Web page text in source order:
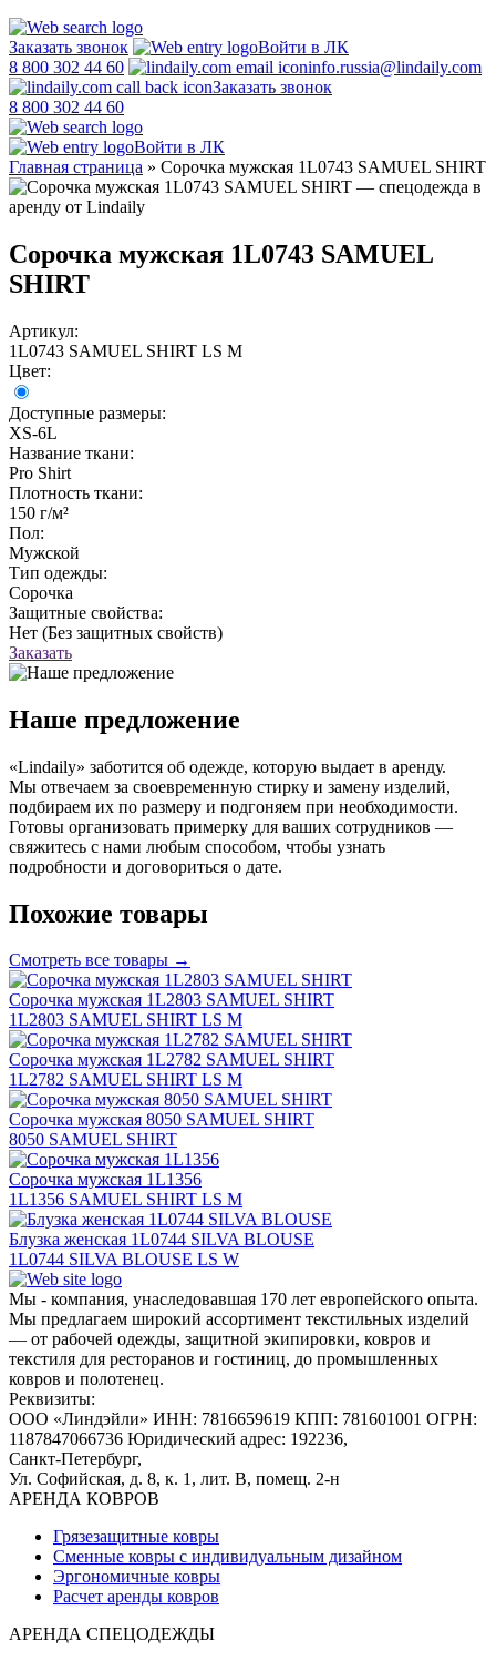
Заказать звонок
Войти в ЛК
8 800 302 44 60
info.russia@lindaily.com
Заказать звонок
8 800 302 44 60
Войти в ЛК
Главная страница » Сорочка мужская 1L0743 SAMUEL SHIRT
Сорочка мужская 1L0743 SAMUEL
SHIRT
Артикул:
1L0743 SAMUEL SHIRT LS M
Цвет:
Доступные размеры:
XS-6L
Название ткани:
Pro Shirt
Плотность ткани:
150 г/м²
Пол:
Мужской
Тип одежды:
Сорочка
Защитные свойства:
Нет (Без защитных свойств)
Заказать
Наше предложение
«Lindaily» заботится об одежде, которую выдает в аренду.
Мы отвечаем за своевременную стирку и замену изделий,
подбираем их по размеру и подгоняем при необходимости.
Готовы организовать примерку для ваших сотрудников —
свяжитесь с нами любым способом, чтобы узнать
подробности и договориться о дате.
Похожие товары
Смотреть все товары →
Сорочка мужская 1L2803 SAMUEL SHIRT
1L2803 SAMUEL SHIRT LS M
Сорочка мужская 1L2782 SAMUEL SHIRT
1L2782 SAMUEL SHIRT LS M
Сорочка мужская 8050 SAMUEL SHIRT
8050 SAMUEL SHIRT
Сорочка мужская 1L1356
1L1356 SAMUEL SHIRT LS M
Блузка женская 1L0744 SILVA BLOUSE
1L0744 SILVA BLOUSE LS W
Мы - компания, унаследовавшая 170 лет европейского опыта.
Мы предлагаем широкий ассортимент текстильных изделий
— от рабочей одежды, защитной экипировки, ковров и
текстиля для ресторанов и гостиниц, до промышленных
ковров и полотенец.
Реквизиты:
ООО «Линдэйли» ИНН: 7816659619 КПП: 781601001 ОГРН:
1187847066736 Юридический адрес: 192236,
Санкт-Петербург,
Ул. Софийская, д. 8, к. 1, лит. В, помещ. 2-н
АРЕНДА КОВРОВ
Грязезащитные ковры
Сменные ковры с индивидуальным дизайном
Эргономичные ковры
Расчет аренды ковров
АРЕНДА СПЕЦОДЕЖДЫ